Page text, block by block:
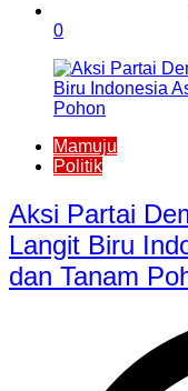
0
Mamuju
Politik
Aksi Partai
Langit Biru
dan Tanam